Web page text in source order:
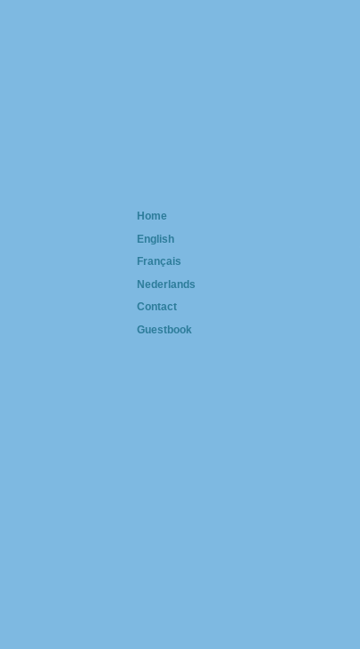
Home
English
Français
Nederlands
Contact
Guestbook